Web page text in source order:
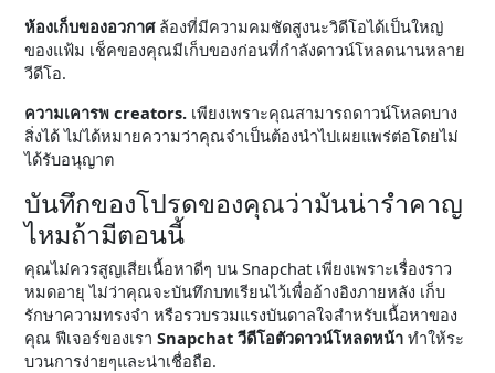
ห้องเก็บของอวกาศล้องที่มีความคมชัดสูงนะวิดีโอได้เป็นใหญ่
ของแฟ้ม เช็คของคุณมีเก็บของก่อนที่กำลังดาวน์โหลดนานหลาย
วีดีโอ.
ความเคารพ creators.เพียงเพราะคุณสามารถดาวน์โหลดบาง
สิ่งได้ ไม่ได้หมายความว่าคุณจำเป็นต้องนำไปเผยแพร่ต่อโดยไม่
ได้รับอนุญาต
บันทึกของโปรดของคุณว่ามันน่ารำคาญ
ไหมถ้ามีตอนนี้
คุณไม่ควรสูญเสียเนื้อหาดีๆ บน Snapchat เพียงเพราะเรื่องราว
หมดอายุ ไม่ว่าคุณจะบันทึกบทเรียนไว้เพื่ออ้างอิงภายหลัง เก็บ
รักษาความทรงจำ หรือรวบรวมแรงบันดาลใจสำหรับเนื้อหาของ
คุณ ฟีเจอร์ของเรา Snapchat วีดีโอตัวดาวน์โหลดหน้าทำให้ระ
บวนการง่ายๆและน่าเชื่อถือ.